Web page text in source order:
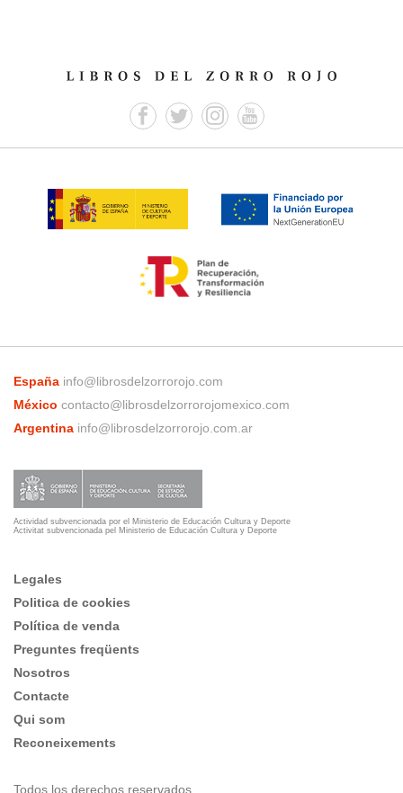
España info@librosdelzorrorojo.com
México contacto@librosdelzorrorojomexico.com
Argentina info@librosdelzorrorojo.com.ar
Actividad subvencionada por el Ministerio de Educación Cultura y Deporte
Activitat subvencionada pel Ministerio de Educación Cultura y Deporte
Legales
Politica de cookies
Política de venda
Preguntes freqüents
Nosotros
Contacte
Qui som
Reconeixements
Todos los derechos reservados.